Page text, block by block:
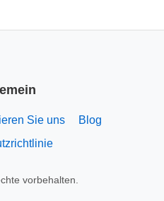
Sie uns
Blog
vorbehalten.